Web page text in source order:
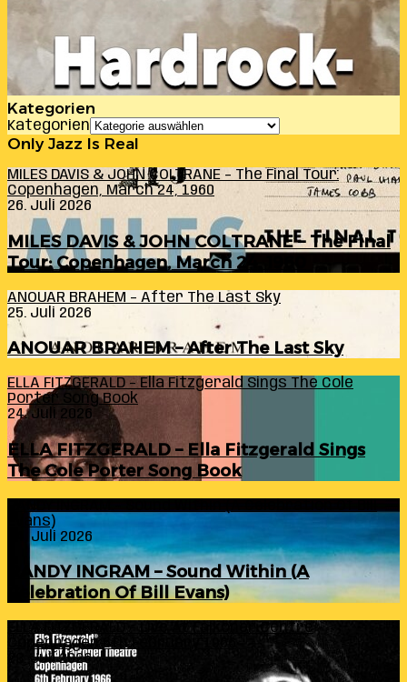
Kategorien
Kategorien
Only Jazz Is Real
MILES DAVIS & JOHN COLTRANE – The Final Tour:
Copenhagen, March 24, 1960
26. Juli 2026
MILES DAVIS & JOHN COLTRANE – The Final
Tour: Copenhagen, March 24, 1960
ANOUAR BRAHEM – After The Last Sky
25. Juli 2026
ANOUAR BRAHEM – After The Last Sky
ELLA FITZGERALD – Ella Fitzgerald Sings The Cole
Porter Song Book
24. Juli 2026
ELLA FITZGERALD – Ella Fitzgerald Sings
The Cole Porter Song Book
Evans)
24. Juli 2026
RANDY INGRAM – Sound Within (A
Celebration Of Bill Evans)
ELLA FITZGERALD – Live At Falkoner Centre
Copenhagen 6th February 1966
23. Juli 2026